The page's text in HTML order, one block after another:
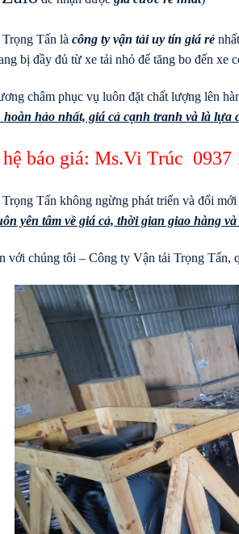
Tấn là công ty vận tải uy tín giá rẻ
bị đầy đủ từ xe tải nhỏ để tăng bo đến xe
châm phục vụ luôn đặt chất lượng lên
hoàn hảo nhất, giá cả cạnh tranh và là
báo giá: Ms.Vi Trúc 0937
Tấn không ngừng phát triển và đổi
yên tâm về giá cả, thời gian giao hàng
với chúng tôi – Công ty Vận tải Trọng Tấn,